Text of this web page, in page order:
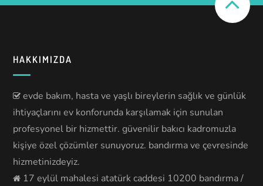
HAKKIMIZDA
evde bakım, hasta ve yaşlı bireylerin sağlık ve günlük
ihtiyaçlarını ev konforunda karşılamak için sunulan
profesyonel bir hizmettir. güvenilir bakıcı kadromuzla
kişiye özel çözümler sunuyoruz. bandırma ve çevresinde
hizmetinizdeyiz.
17 eylül mahalesi atatürk caddesi 10200 bandırma /